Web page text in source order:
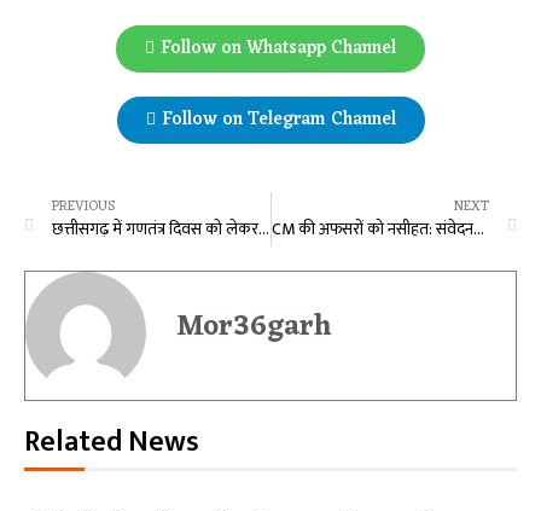
Follow on Whatsapp Channel
Follow on Telegram Channel
PREVIOUS
छत्तीसगढ़ में गणतंत्र दिवस को लेकर गाइडलाईन जारी, कोरोना को ध्यान में रखकर किए जायेंगे आयोजन
NEXT
CM की अफसरों को नसीहत: संवेदनशीलता के साथ करें काम, नई ऊर्जा के साथ छत्तीसगढ़ को संवारने का काम करेगी मंत्रालय में सचिवों की टीम
Mor36garh
Related News